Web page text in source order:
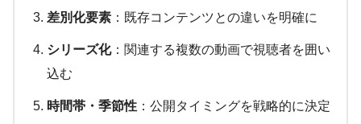
差別化要素 ：既存コンテンツとの違いを明確に
シリーズ化：関連する複数の動画で視聴者を囲い
込む
時間帯・季節性 ：公開タイミングを戦略的に決定